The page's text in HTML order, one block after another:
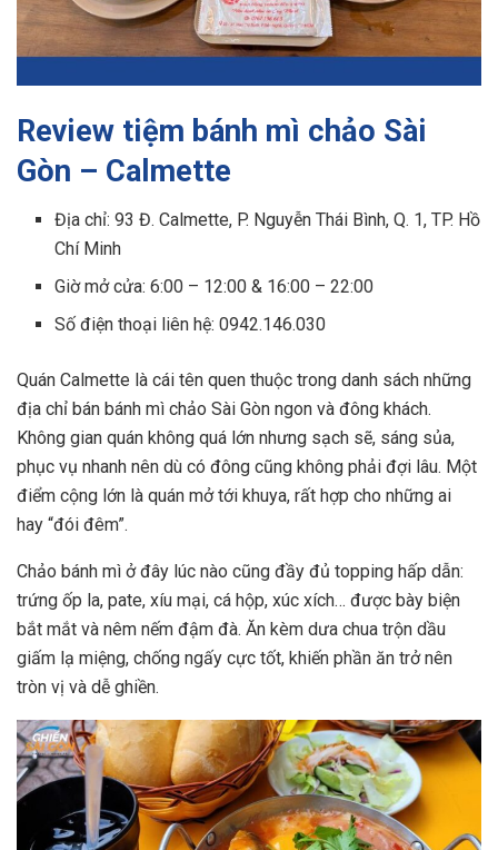
Review tiệm bánh mì chảo Sài
Gòn – Calmette
Địa chỉ: 93 Đ. Calmette, P. Nguyễn Thái Bình, Q. 1, TP. Hồ
Chí Minh
Giờ mở cửa: 6:00 – 12:00 & 16:00 – 22:00
Số điện thoại liên hệ: 0942.146.030
Quán Calmette là cái tên quen thuộc trong danh sách những
địa chỉ bán bánh mì chảo Sài Gòn ngon và đông khách.
Không gian quán không quá lớn nhưng sạch sẽ, sáng sủa,
phục vụ nhanh nên dù có đông cũng không phải đợi lâu. Một
điểm cộng lớn là quán mở tới khuya, rất hợp cho những ai
hay “đói đêm”.
Chảo bánh mì ở đây lúc nào cũng đầy đủ topping hấp dẫn:
trứng ốp la, pate, xíu mại, cá hộp, xúc xích… được bày biện
bắt mắt và nêm nếm đậm đà. Ăn kèm dưa chua trộn dầu
giấm lạ miệng, chống ngấy cực tốt, khiến phần ăn trở nên
tròn vị và dễ ghiền.